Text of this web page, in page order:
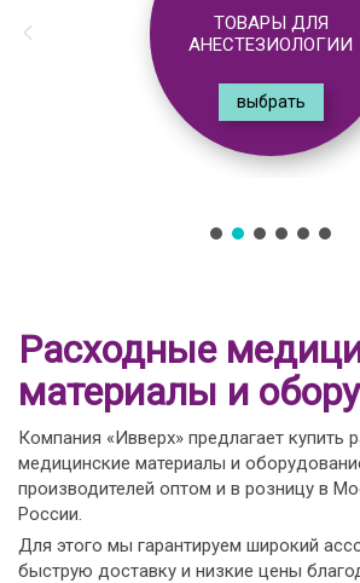
ТОВАРЫ ДЛЯ
АНЕСТЕЗИОЛОГИИ
выбрать
Расходные
материалы и
Компания «Ивверх» предлагает купить
медицинские материалы и
производителей оптом и в розницу в
России.
Для этого мы гарантируем широкий
быструю доставку и низкие цены